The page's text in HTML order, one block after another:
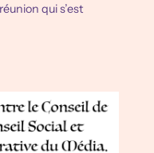
qui s’est